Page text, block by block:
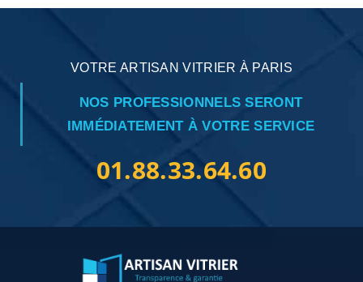
VOTRE ARTISAN VITRIER À PARIS
NOS PROFESSIONNELS SERONT
IMMÉDIATEMENT À VOTRE SERVICE
01.88.33.64.60